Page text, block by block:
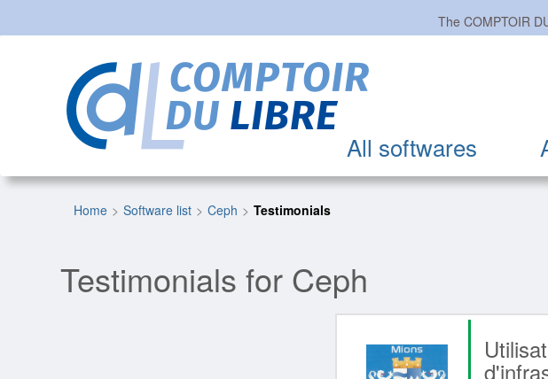
The COMPTOIR
All softwares
Home Software list Ceph Testimonials
Testimonials for Ceph